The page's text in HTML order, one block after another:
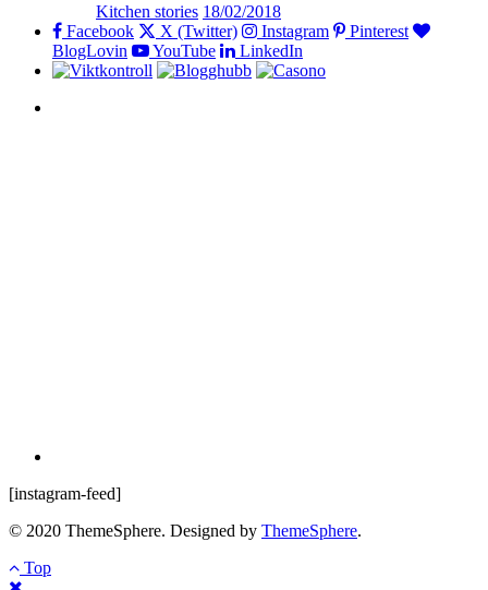
Kitchen stories 18/02/2018
Facebook
X (Twitter) Instagram
Pinterest
BlogLovin
YouTube LinkedIn
[instagram-feed]
© 2020 ThemeSphere. Designed by ThemeSphere.
Top